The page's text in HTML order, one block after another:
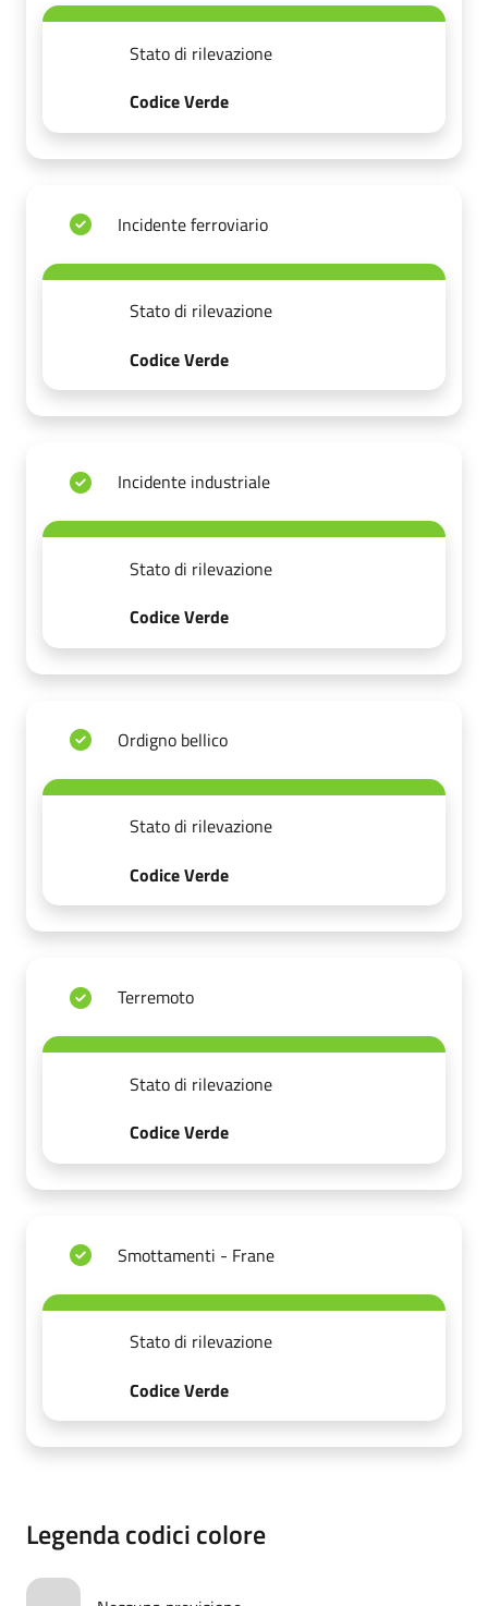
Stato di rilevazione
Codice Verde
Incidente ferroviario
Stato di rilevazione
Codice Verde
Incidente industriale
Stato di rilevazione
Codice Verde
Ordigno bellico
Stato di rilevazione
Codice Verde
Terremoto
Stato di rilevazione
Codice Verde
Smottamenti - Frane
Stato di rilevazione
Codice Verde
Legenda codici colore